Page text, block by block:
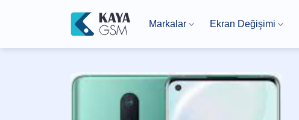
Markalar Ekran Değişimi